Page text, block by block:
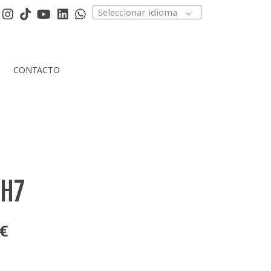
Seleccionar idioma
CONTACTO